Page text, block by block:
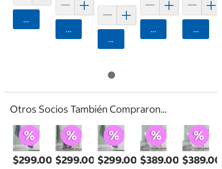
Agregar
Agregar
Agregar
Agregar
Otros Socios También Compraron...
$299.00 $299.00 $299.00 $389.00 $389.00